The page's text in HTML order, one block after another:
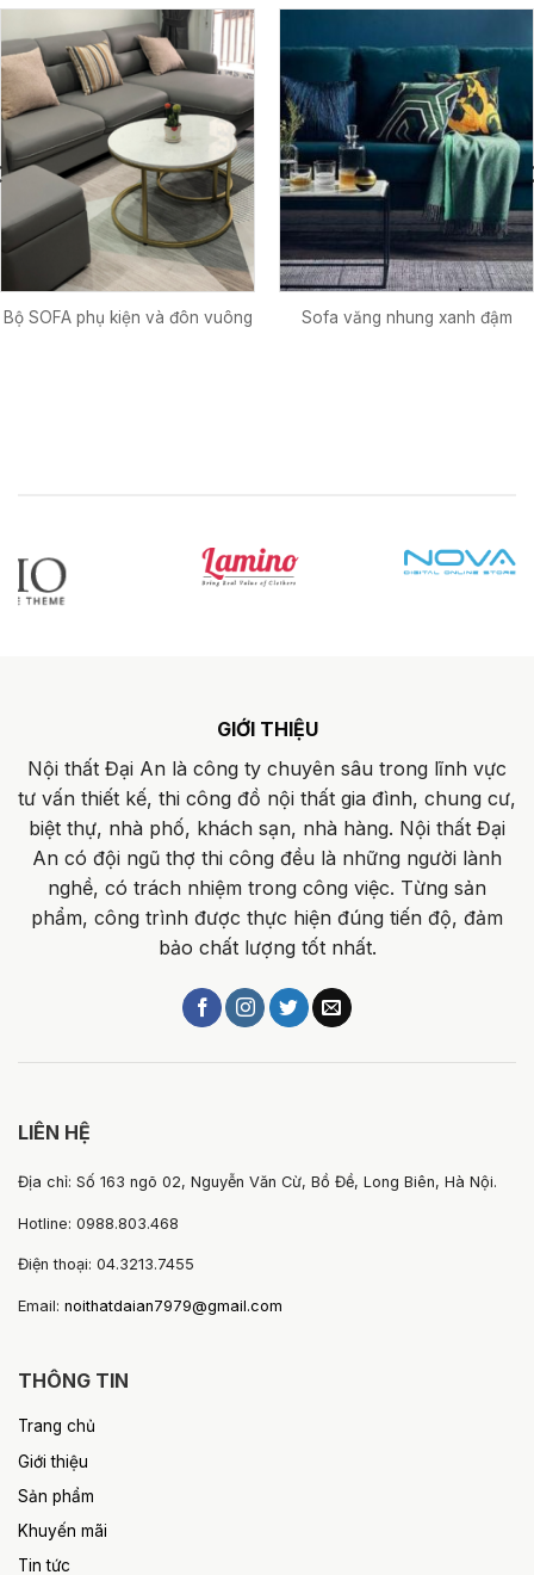
Bộ SOFA phụ kiện và đôn vuông Sofa văng nhung xanh đậm
GIỚI THIỆU
Nội thất Đại An là công ty chuyên sâu trong lĩnh vực
tư vấn thiết kế, thi công đồ nội thất gia đình, chung cư,
biệt thự, nhà phố, khách sạn, nhà hàng. Nội thất Đại
An có đội ngũ thợ thi công đều là những người lành
nghề, có trách nhiệm trong công việc. Từng sản
phẩm, công trình được thực hiện đúng tiến độ, đảm
bảo chất lượng tốt nhất.
LIÊN HỆ
Địa chỉ: Số 163 ngõ 02, Nguyễn Văn Cừ, Bồ Đề, Long Biên, Hà Nội.
Hotline: 0988.803.468
Điện thoại: 04.3213.7455
Email: noithatdaian7979@gmail.com
THÔNG TIN
Trang chủ
Giới thiệu
Sản phẩm
Khuyến mãi
Tin tức